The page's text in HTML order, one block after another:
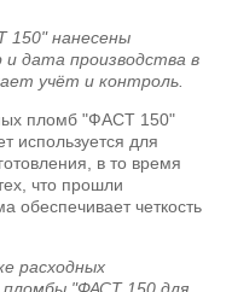
150" нанесены
и дата производства в
учёт и контроль.
пломб "ФАСТ 150"
используется для
в то время
что прошли
обеспечивает четкость
расходных